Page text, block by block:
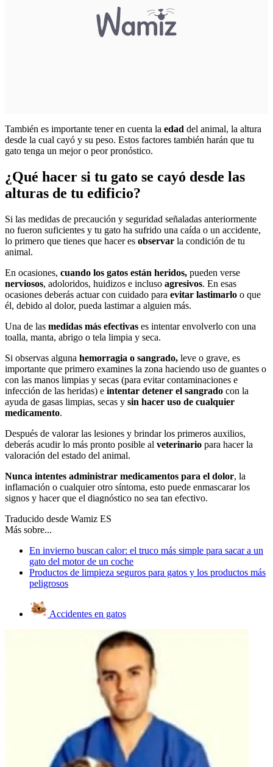
También es importante tener en cuenta la edad del animal, la altura
desde la cual cayó y su peso. Estos factores también harán que tu
gato tenga un mejor o peor pronóstico.
¿Qué hacer si tu gato se cayó desde las
alturas de tu edificio?
Si las medidas de precaución y seguridad señaladas anteriormente
no fueron suficientes y tu gato ha sufrido una caída o un accidente,
lo primero que tienes que hacer es observar la condición de tu
animal.
En ocasiones, cuando los gatos están heridos, pueden verse
nerviosos, adoloridos, huidizos e incluso agresivos. En esas
ocasiones deberás actuar con cuidado para evitar lastimarlo o que
él, debido al dolor, pueda lastimar a alguien más.
Una de las medidas más efectivas es intentar envolverlo con una
toalla, manta, abrigo o tela limpia y seca.
Si observas alguna hemorragia o sangrado, leve o grave, es
importante que primero examines la zona haciendo uso de guantes o
con las manos limpias y secas (para evitar contaminaciones e
infección de las heridas) e intentar detener el sangrado con la
ayuda de gasas limpias, secas y sin hacer uso de cualquier
medicamento.
Después de valorar las lesiones y brindar los primeros auxilios,
deberás acudir lo más pronto posible al veterinario para hacer la
valoración del estado del animal.
Nunca intentes administrar medicamentos para el dolor, la
inflamación o cualquier otro síntoma, esto puede enmascarar los
signos y hacer que el diagnóstico no sea tan efectivo.
Traducido desde Wamiz ES
Más sobre...
En invierno buscan calor: el truco más simple para sacar a un
gato del motor de un coche
Productos de limpieza seguros para gatos y los productos más
peligrosos
Accidentes en gatos